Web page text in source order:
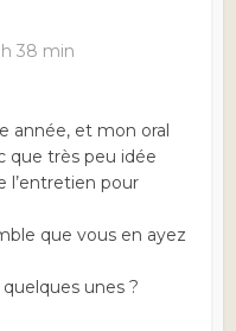
38 min
année, et mon oral
que très peu idée
l’entretien pour
que vous en ayez
unes ?